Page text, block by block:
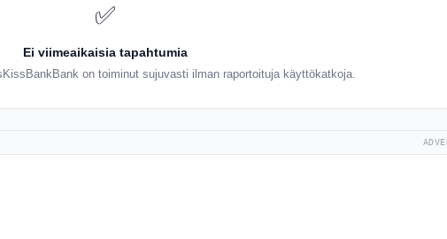
✅
Ei viimeaikaisia tapahtumia
on toiminut sujuvasti ilman raportoituja käyttökatkoja.